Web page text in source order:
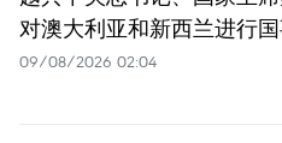
对澳大利亚和新西兰进行
09/08/2026 02:04